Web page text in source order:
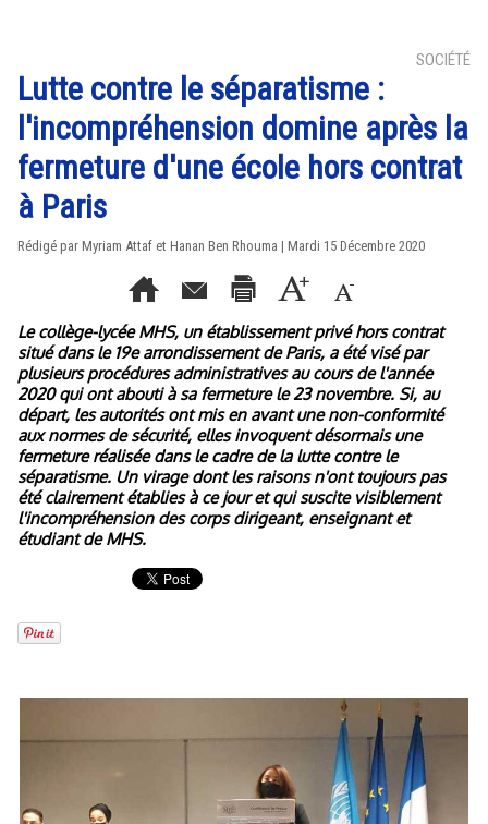
SOCIÉTÉ
Lutte contre le séparatisme :
l'incompréhension domine après la
fermeture d'une école hors contrat
à Paris
Rédigé par Myriam Attaf et Hanan Ben Rhouma | Mardi 15 Décembre 2020
Le collège-lycée MHS, un établissement privé hors contrat
situé dans le 19e arrondissement de Paris, a été visé par
plusieurs procédures administratives au cours de l'année
2020 qui ont abouti à sa fermeture le 23 novembre. Si, au
départ, les autorités ont mis en avant une non-conformité
aux normes de sécurité, elles invoquent désormais une
fermeture réalisée dans le cadre de la lutte contre le
séparatisme. Un virage dont les raisons n'ont toujours pas
été clairement établies à ce jour et qui suscite visiblement
l'incompréhension des corps dirigeant, enseignant et
étudiant de MHS.